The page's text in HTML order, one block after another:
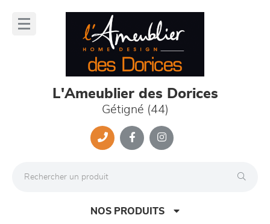
L'Ameublier des Dorices
Gétigné (44)
NOS PRODUITS